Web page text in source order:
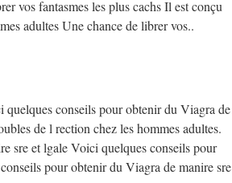
vos fantasmes les plus cachs Il est conçu
adultes Une chance de librer vos..
quelques conseils pour obtenir du Viagra de
de l rection chez les hommes adultes.
sre et lgale Voici quelques conseils pour
pour obtenir du Viagra de manire sre